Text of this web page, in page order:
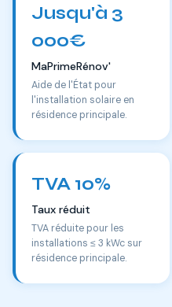
Jusqu'à 3
000€
MaPrimeRénov'
Aide de l'État pour
l'installation solaire en
résidence principale.
TVA 10%
Taux réduit
TVA réduite pour les
installations ≤ 3 kWc sur
résidence principale.